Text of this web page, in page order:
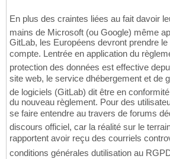
En plus des craintes liées au fait davoir
mains de Microsoft (ou Google) même
GitLab, les Européens devront prendre
compte. Lentrée en application du
protection des données est effective
site web, le service dhébergement et de
de logiciels (GitLab) dit être en
du nouveau règlement. Pour des
se faire entendre au travers de forums
discours officiel, car la réalité sur le
rapportent avoir reçu des courriels
conditions générales dutilisation au